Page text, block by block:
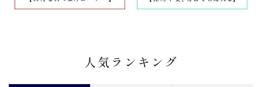
人気ランキング